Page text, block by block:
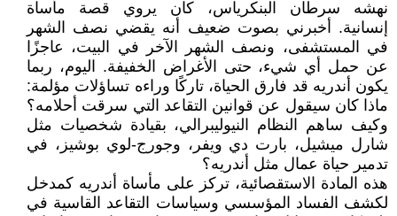
نهشه سرطان البنكرياس، كان يروي قصة مأساة
إنسانية. أخبرني بصوت ضعيف أنه يقضي نصف الشهر
في المستشفى، ونصف الشهر الآخر في البيت، عاجزًا
عن حمل أي شيء، حتى الأغراض الخفيفة. اليوم، ربما
يكون أندريه قد فارق الحياة، تاركًا وراءه تساؤلات مؤلمة:
ماذا كان سيقول عن قوانين التقاعد التي سرقت أحلامه؟
وكيف ساهم النظام النيوليبرالي، بقيادة شخصيات مثل
شارل ميشيل، بارت دي ويفر، وجورج-لوي بوشيز، في
تدمير حياة عمال مثل أندريه؟
هذه المادة الاستقصائية، تركز على مأساة أندريه كمدخل
لكشف الفساد المؤسسي وسياسات التقاعد القاسية في